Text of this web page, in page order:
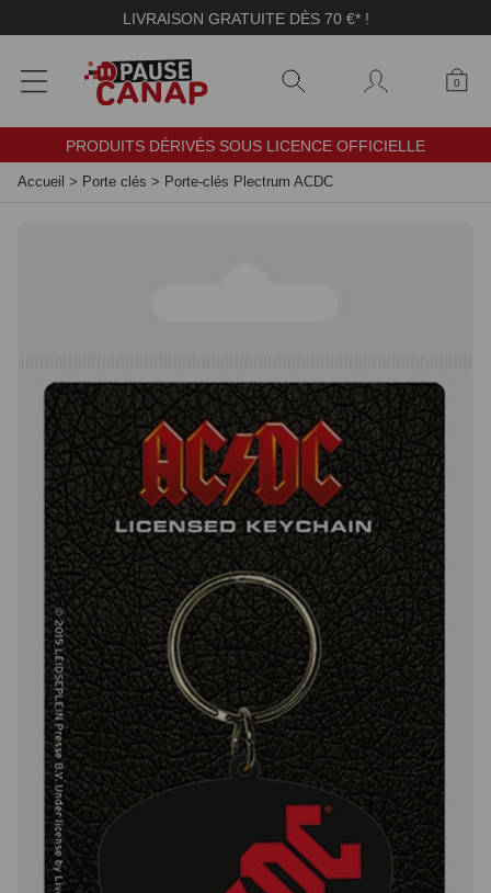
LIVRAISON GRATUITE DÈS 70 €* !
0
PRODUITS DÉRIVÉS SOUS LICENCE OFFICIELLE
Accueil > Porte clés > Porte-clés Plectrum ACDC
Panneau de gestion des cookies